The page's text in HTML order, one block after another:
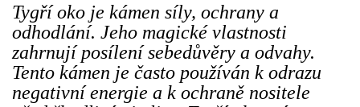
Tygří oko je kámen síly, ochrany a
odhodlání. Jeho magické vlastnosti
zahrnují posílení sebedůvěry a odvahy.
Tento kámen je často používán k odrazu
negativní energie a k ochraně nositele